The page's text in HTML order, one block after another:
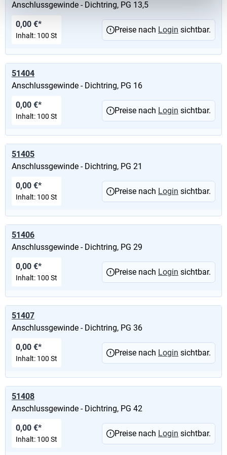
Anschlussgewinde - Dichtring, PG 13,5
0,00 €*
Inhalt: 100 St
Preise nach Login sichtbar.
51404
Anschlussgewinde - Dichtring, PG 16
0,00 €*
Inhalt: 100 St
Preise nach Login sichtbar.
51405
Anschlussgewinde - Dichtring, PG 21
0,00 €*
Inhalt: 100 St
Preise nach Login sichtbar.
51406
Anschlussgewinde - Dichtring, PG 29
0,00 €*
Inhalt: 100 St
Preise nach Login sichtbar.
51407
Anschlussgewinde - Dichtring, PG 36
0,00 €*
Inhalt: 100 St
Preise nach Login sichtbar.
51408
Anschlussgewinde - Dichtring, PG 42
0,00 €*
Inhalt: 100 St
Preise nach Login sichtbar.